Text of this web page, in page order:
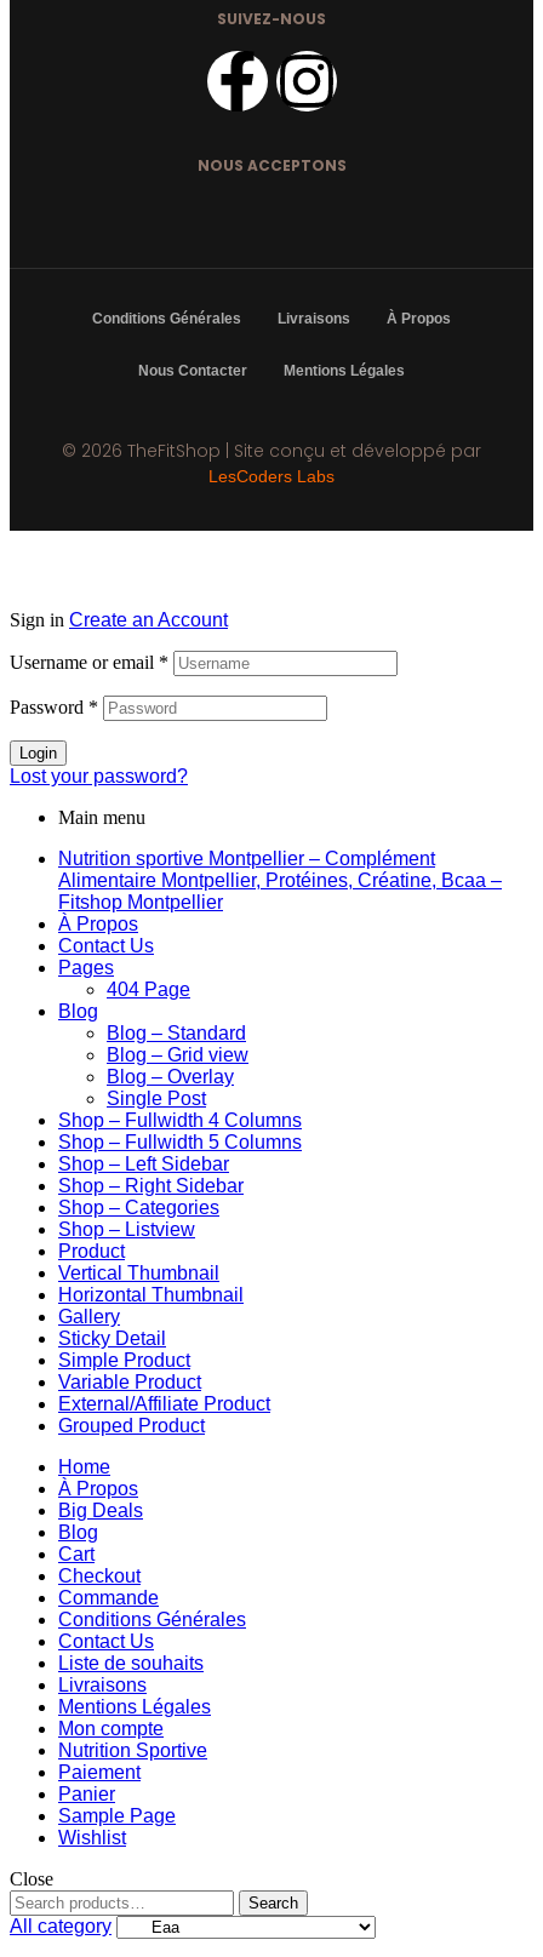
SUIVEZ-NOUS
NOUS ACCEPTONS
Conditions Générales Livraisons À Propos
Nous Contacter Mentions Légales
© 2026 TheFitShop | Site conçu et développé par
LesCoders Labs
Sign in Create an Account
Username or email *
Password *
Login
Lost your password?
Main menu
Nutrition sportive Montpellier – Complément
Alimentaire Montpellier, Protéines, Créatine, Bcaa –
Fitshop Montpellier
À Propos
Contact Us
Pages
404 Page
Blog
Blog – Standard
Blog – Grid view
Blog – Overlay
Single Post
Shop – Fullwidth 4 Columns
Shop – Fullwidth 5 Columns
Shop – Left Sidebar
Shop – Right Sidebar
Shop – Categories
Shop – Listview
Product
Vertical Thumbnail
Horizontal Thumbnail
Gallery
Sticky Detail
Simple Product
Variable Product
External/Affiliate Product
Grouped Product
Home
À Propos
Big Deals
Blog
Cart
Checkout
Commande
Conditions Générales
Contact Us
Liste de souhaits
Livraisons
Mentions Légales
Mon compte
Nutrition Sportive
Paiement
Panier
Sample Page
Wishlist
Close
Search
All category